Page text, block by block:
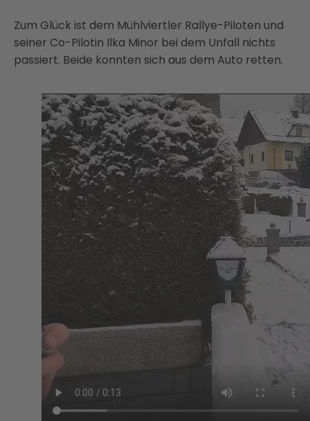
Zum Glück ist dem Mühlviertler Rallye-Piloten und
seiner Co-Pilotin Ilka Minor bei dem Unfall nichts
passiert. Beide konnten sich aus dem Auto retten.